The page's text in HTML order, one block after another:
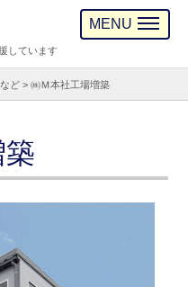
しています
MENU
ど >㈱Ｍ本社工場増築